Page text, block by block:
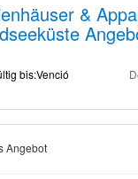
&
bis:Venció
Angebot